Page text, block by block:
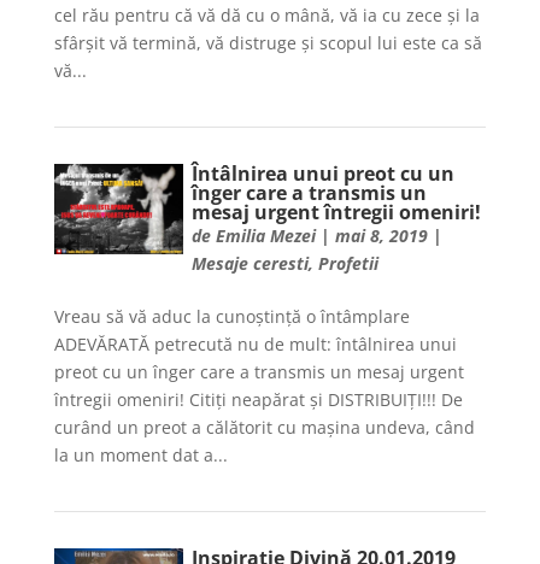
cel rău pentru că vă dă cu o mână, vă ia cu zece și la
sfârșit vă termină, vă distruge și scopul lui este ca să
vă...
Întâlnirea unui preot cu un
înger care a transmis un
mesaj urgent întregii omeniri!
deEmilia Mezei|mai 8, 2019 |
Mesaje ceresti,Profetii
Vreau să vă aduc la cunoștință o întâmplare
ADEVĂRATĂ petrecută nu de mult: întâlnirea unui
preot cu un înger care a transmis un mesaj urgent
întregii omeniri! Citiți neapărat și DISTRIBUIȚI!!! De
curând un preot a călătorit cu mașina undeva, când
la un moment dat a...
Inspirație Divină 20.01.2019